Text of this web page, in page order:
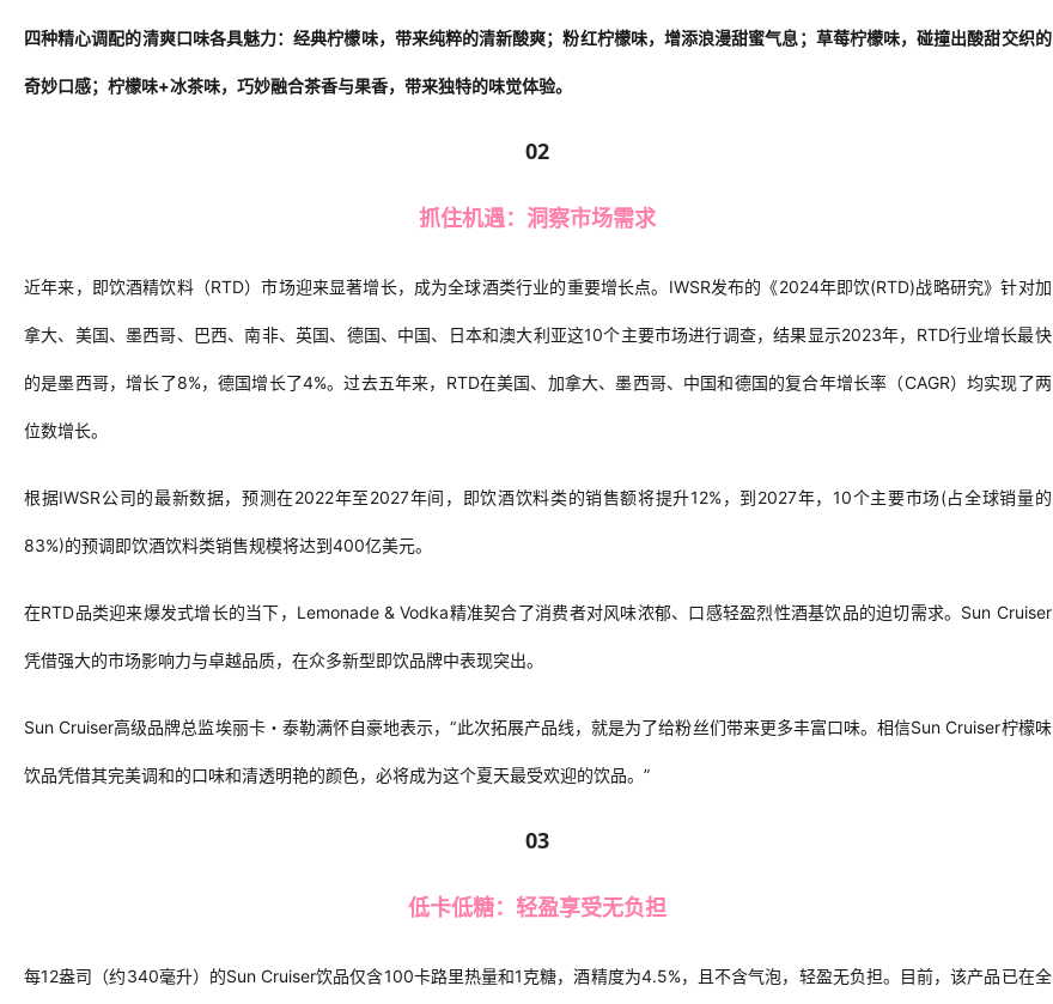
四种精心调配的清爽口味各具魅力：经典柠檬味，带来纯粹的清新酸爽；粉红柠檬味，增添浪漫甜蜜气息；草莓柠檬味，碰撞出酸甜交织的
奇妙口感；柠檬味+冰茶味，巧妙融合茶香与果香， 带来独特的味觉体验。
02
抓住机遇：洞察市场需求
近年来，即饮酒精饮料（RTD）市场迎来显著增长， 成为全球酒类行业的重要增长点。 IWSR发布的《2024年即饮(RTD)战略研究》针对加
拿大、美国、墨西哥、巴西、南非、英国、德国、中国、日本和澳大利亚这10个主要市场进行调查，结果显示2023年，RTD行业增长最快
的是墨西哥，增长了8%，德国增长了4%。过去五年来， RTD在美国、加拿大、墨西哥、中国和德国的复合年增长率（CAGR）均实现了两
位数增长。
根据IWSR公司的最新数据，预测在2022年至2027年间， 即饮酒饮料类的销售额将提升12%，到2027年，10个主要市场(占全球销量的
83%)的预调即饮酒饮料类销售规模将达到400亿美元。
在RTD品类迎来爆发式增长的当下， Lemonade & Vodka精准契合了消费者对风味浓郁、口感轻盈烈性酒基饮品的迫切需求。 Sun Cruiser
凭借强大的市场影响力与卓越品质， 在众多新型即饮品牌中表现突出。
Sun Cruiser高级品牌总监埃丽卡・泰勒满怀自豪地表示，“此次拓展产品线，就是为了给粉丝们带来更多丰富口味。相信Sun Cruiser柠檬味
饮品凭借其完美调和的口味和清透明艳的颜色，必将成为这个夏天最受欢迎的饮品。 ”
03
低卡低糖：轻盈享受无负担
每12盎司（约340毫升）的Sun Cruiser饮品仅含100卡路里热量和1克糖，酒精度为4.5%，且不含气泡，轻盈无负担。目前，该产品已在全